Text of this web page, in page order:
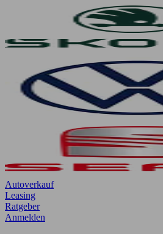
Autoverkauf
Leasing
Ratgeber
Anmelden